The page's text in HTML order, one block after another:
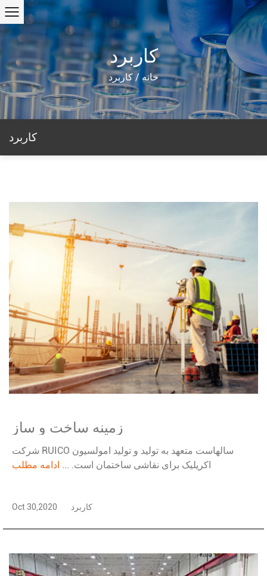
کاربرد
خانه / کاربرد
کاربرد
زمینه ساخت و ساز
شرکت RUICO سالهاست متعهد به تولید و تولید امولسیون
اکریلیک برای نقاشی ساختمان است. ... ادامه مطلب
Oct 30,2020 کاربرد